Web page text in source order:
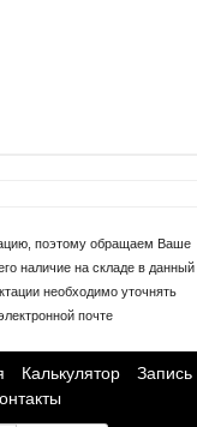
поэтому обращаем Ваше
наличие на складе в данный
необходимо уточнять
почте
Калькулятор
Запись